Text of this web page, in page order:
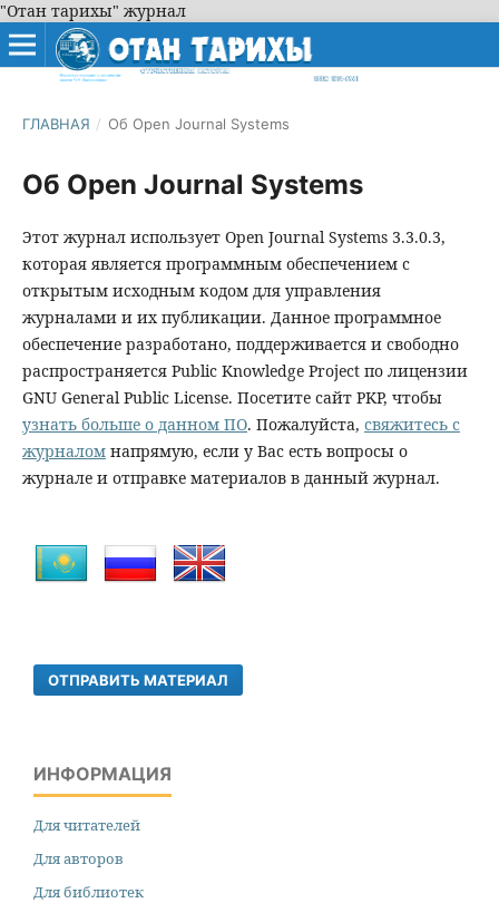
"Отан тарихы" журнал
ГЛАВНАЯ / Об Open Journal Systems
Об Open Journal Systems
Этот журнал использует Open Journal Systems 3.3.0.3,
которая является программным обеспечением с
открытым исходным кодом для управления
журналами и их публикации. Данное программное
обеспечение разработано, поддерживается и свободно
распространяется Public Knowledge Project по лицензии
GNU General Public License. Посетите сайт PKP, чтобы
узнать больше о данном ПО. Пожалуйста, свяжитесь с
журналомнапрямую, если у Вас есть вопросы о
журнале и отправке материалов в данный журнал.
ОТПРАВИТЬ МАТЕРИАЛ
ИНФОРМАЦИЯ
Для читателей
Для авторов
Для библиотек